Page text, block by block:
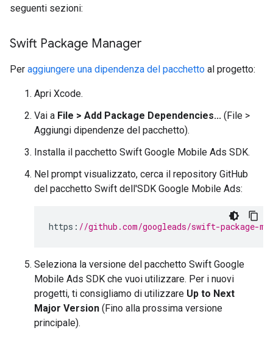
seguenti sezioni:
Swift Package Manager
Per aggiungere una dipendenza del pacchetto al progetto:
Apri Xcode.
Vai a File > Add Package Dependencies... (File >
Aggiungi dipendenze del pacchetto).
Installa il pacchetto Swift Google Mobile Ads SDK.
Nel prompt visualizzato, cerca il repository GitHub
del pacchetto Swift dell'SDK Google Mobile Ads:
https : //github.com/googleads/swift-package-
Seleziona la versione del pacchetto Swift Google
Mobile Ads SDK che vuoi utilizzare. Per i nuovi
progetti, ti consigliamo di utilizzare Up to Next
Major Version (Fino alla prossima versione
principale).